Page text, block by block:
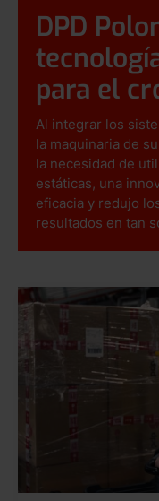
DPD
para el
Al integrar los
la maquinaria de
la necesidad de
estáticas, una
eficacia y redujo
resultados en tan